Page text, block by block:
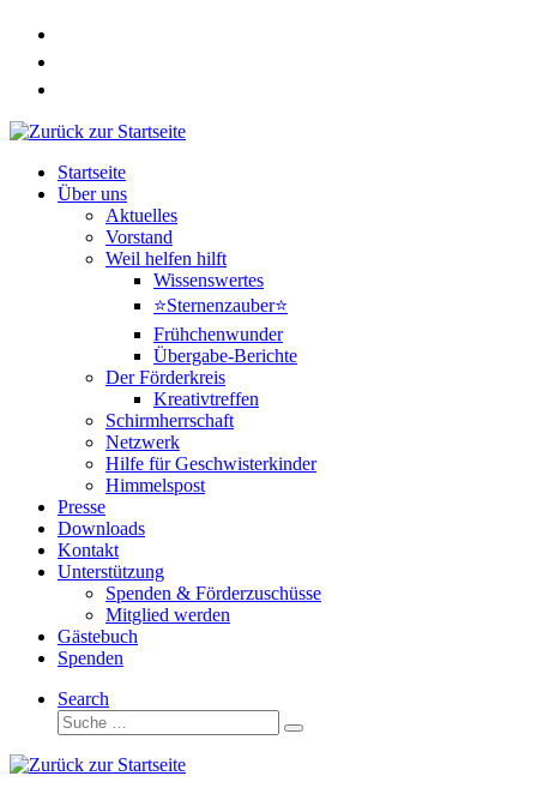
Zum
springen
Startseite
Über uns
Aktuelles
Vorstand
Weil helfen hilft
Wissenswertes
⭐Sternenzauber⭐
Frühchenwunder
Übergabe-Berichte
Der Förderkreis
Kreativtreffen
Schirmherrschaft
Netzwerk
Hilfe für Geschwisterkinder
Himmelspost
Presse
Downloads
Kontakt
Unterstützung
Spenden & Förderzuschüsse
Mitglied werden
Gästebuch
Spenden
Search
Suche
Suche